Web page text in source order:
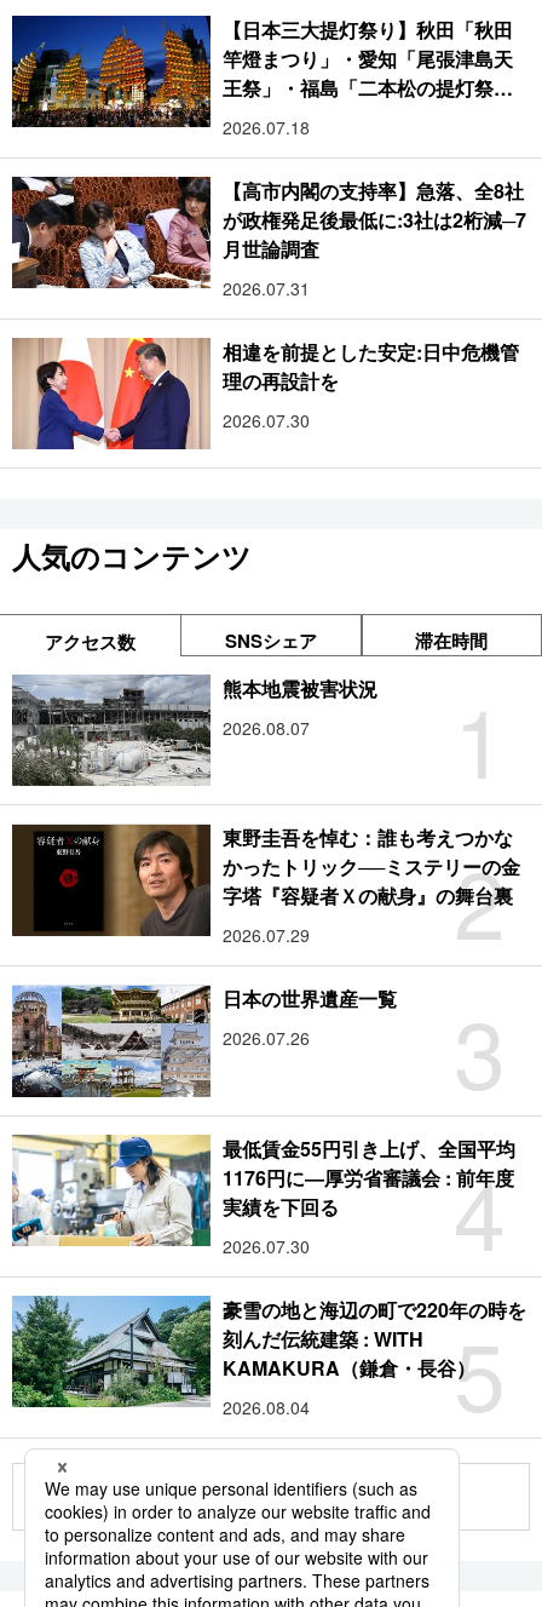
【日本三大提灯祭り】秋田「秋田
竿燈まつり」・愛知「尾張津島天
王祭」・福島「二本松の提灯祭
り」:おびただしい灯火が夜空を照
2026.07.18
【高市内閣の支持率】急落、全8社
が政権発足後最低に:3社は2桁減─7
月世論調査
2026.07.31
相違を前提とした安定:日中危機管
理の再設計を
2026.07.30
人気のコンテンツ
アクセス数 SNSシェア 滞在時間
1
熊本地震被害状況
2026.08.07
2
東野圭吾を悼む：誰も考えつかな
かったトリック──ミステリーの金
字塔『容疑者Ｘの献身』の舞台裏
2026.07.29
3
日本の世界遺産一覧
2026.07.26
4
最低賃金55円引き上げ、全国平均
1176円に―厚労省審議会 : 前年度
実績を下回る
2026.07.30
5
豪雪の地と海辺の町で220年の時を
刻んだ伝統建築 : WITH
KAMAKURA（鎌倉・長谷）
2026.08.04
もっと見る